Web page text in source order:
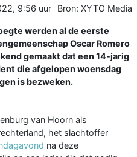
9:56 uur Bron: XYTO Media
werden al de eerste
Oscar Romero
gemaakt dat een 14-jarig
die afgelopen woensdag
is bezweken.
van Hoorn als
het slachtoffer
na deze